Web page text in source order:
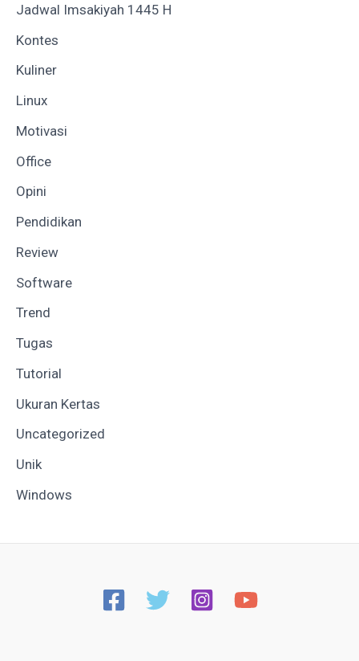
Jadwal Imsakiyah 1445 H
Kontes
Kuliner
Linux
Motivasi
Office
Opini
Pendidikan
Review
Software
Trend
Tugas
Tutorial
Ukuran Kertas
Uncategorized
Unik
Windows